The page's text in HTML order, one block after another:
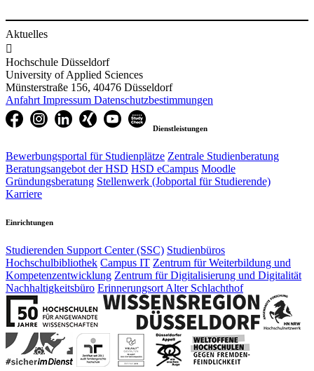
Aktuelles

Hochschule Düsseldorf
University of Applied Sciences
Münsterstraße 156, 40476 Düsseldorf
Anfahrt Impressum Datenschutzbestimmungen
Dienstleistungen
Bewerbungsportal für Studienplätze Zentrale Studienberatung
Beratungsangebot der HSD HSD eCampus Moodle
Gründungsberatung Stellenwerk (Jobportal für Studierende)
Karriere
Einrichtungen
Studierenden Support Center (SSC) Studienbüros
Hochschulbibliothek Campus IT Zentrum für Weiterbildung und
Kompetenzentwicklung Zentrum für Digitalisierung und Digitalität
Nachhaltigkeitsbüro Erinnerungsort Alter Schlachthof